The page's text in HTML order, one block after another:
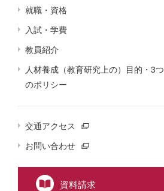
就職・資格
入試・学費
教員紹介
人材養成（教育研究上の）目的・3つ
のポリシー
交通アクセス
お問い合わせ
資料請求